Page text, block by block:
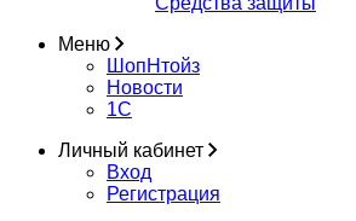
Меню
ШопНтойз
Новости
1C
Личный кабинет
Вход
Регистрация